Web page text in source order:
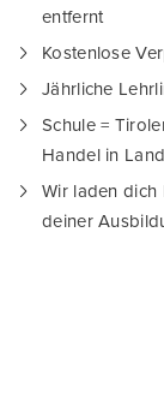
entfernt
Kostenlose
Jährliche
Schule =
Handel in
Wir laden dich
deiner